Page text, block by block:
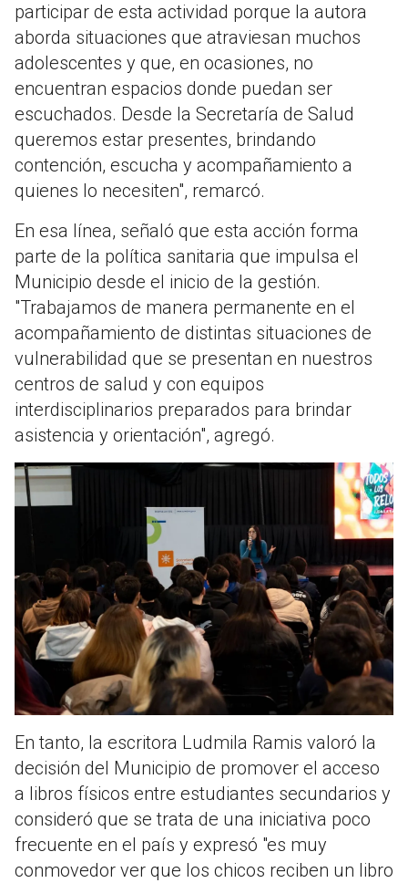
participar de esta actividad porque la autora
aborda situaciones que atraviesan muchos
adolescentes y que, en ocasiones, no
encuentran espacios donde puedan ser
escuchados. Desde la Secretaría de Salud
queremos estar presentes, brindando
contención, escucha y acompañamiento a
quienes lo necesiten", remarcó.
En esa línea, señaló que esta acción forma
parte de la política sanitaria que impulsa el
Municipio desde el inicio de la gestión.
"Trabajamos de manera permanente en el
acompañamiento de distintas situaciones de
vulnerabilidad que se presentan en nuestros
centros de salud y con equipos
interdisciplinarios preparados para brindar
asistencia y orientación", agregó.
En tanto, la escritora Ludmila Ramis valoró la
decisión del Municipio de promover el acceso
a libros físicos entre estudiantes secundarios y
consideró que se trata de una iniciativa poco
frecuente en el país y expresó "es muy
conmovedor ver que los chicos reciben un libro